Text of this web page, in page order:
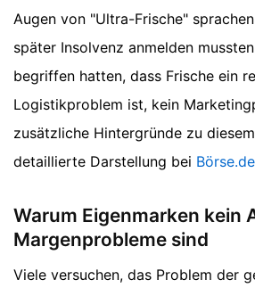
Augen von "Ultra-Frische"
später Insolvenz anmelden
begriffen hatten, dass Frische ein
Logistikproblem ist, kein
zusätzliche Hintergründe zu
detaillierte Darstellung bei Börse.de
Warum Eigenmarken kein
Margenprobleme sind
Viele versuchen, das Problem der